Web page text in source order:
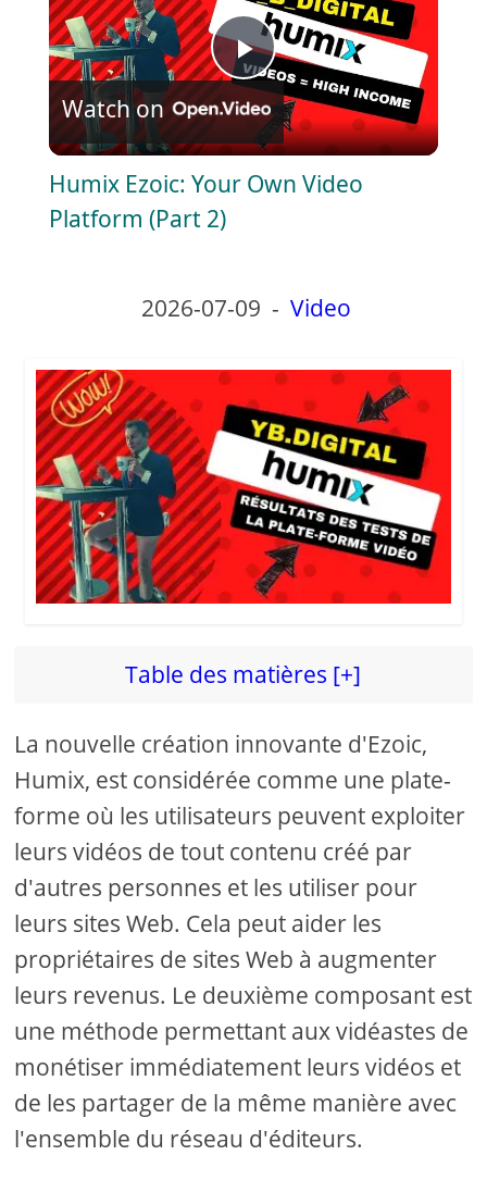
P
l
i
d
e
o
Watch on
Humix Ezoic: Your Own Video
Platform (Part 2)
2026-07-09 - Video
Table des matières [+]
La nouvelle création innovante d'Ezoic,
Humix, est considérée comme une plate-
forme où les utilisateurs peuvent exploiter
leurs vidéos de tout contenu créé par
d'autres personnes et les utiliser pour
leurs sites Web. Cela peut aider les
propriétaires de sites Web à augmenter
leurs revenus. Le deuxième composant est
une méthode permettant aux vidéastes de
monétiser immédiatement leurs vidéos et
de les partager de la même manière avec
l'ensemble du réseau d'éditeurs.